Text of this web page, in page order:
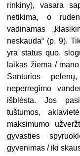
rinkiny), vasara
netikima, o
vadinamas
neskauda“ (p. 9).
yra status quo,
laikas žiema /
Santūrios
neperregimo
išblėsta. Jos
tuštumos,
maksimumo
gyvasties
gyvenimas / iki